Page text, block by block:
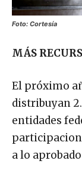
Foto: Cortesía
MÁS
El próximo
distribuyan
entidades
a lo